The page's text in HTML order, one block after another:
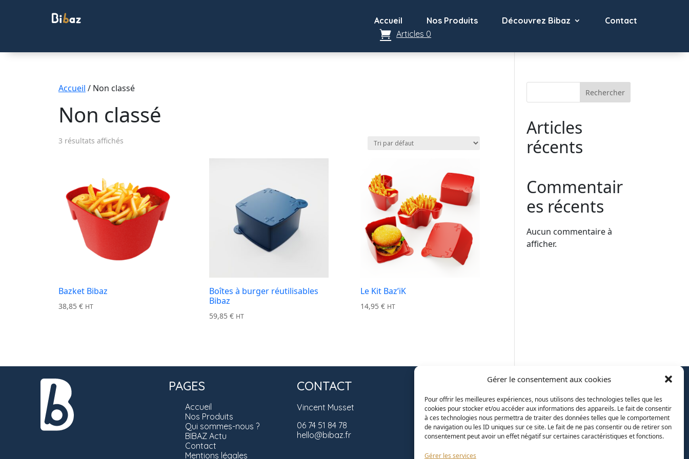
Gérer le consentement aux cookies
Pour offrir les meilleures expériences, nous utilisons des technologies telles que les
cookies pour stocker et/ou accéder aux informations des appareils. Le fait de consentir
à ces technologies nous permettra de traiter des données telles que le comportement
de navigation ou les ID uniques sur ce site. Le fait de ne pas consentir ou de retirer son
consentement peut avoir un effet négatif sur certaines caractéristiques et fonctions.
Gérer les services
Accueil Nos Produits Découvrez Bibaz
Contact
Articles 0
Accueil / Non classé
Non classé
3 résultats affichés
Bazket Bibaz
38,85 € HT
Boîtes à burger réutilisables
Bibaz
59,85€ HT
Le Kit Baz’iK
14,95 € HT
Rechercher
Articles
récents
Commentair
es récents
Aucun commentaire à
afficher.
PAGES
Accueil
Nos Produits
Qui sommes-nous ?
BIBAZ Actu
Contact
Mentions légales
CONTACT
Vincent Musset
06 74 51 84 78
hello@bibaz.fr
SUIVEZ-NOUS! Designé parGraine de
Cactus
Aki
, développé
parDewey etAki